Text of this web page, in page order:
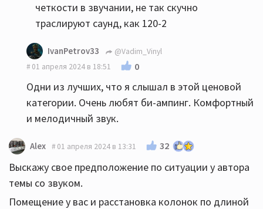
четкости в звучании, не так скучно
траслируют саунд, как 120-2
IvanPetrov33
@Vadim_Vinyl
01 апреля 2024 в 18:51
0
Одни из лучших, что я слышал в этой ценовой
категории. Очень любят би-ампинг. Комфортный
и мелодичный звук.
Alex 01 апреля 2024 в 13:31 32
Выскажу свое предположение по ситуации у автора
темы со звуком.
Помещение у вас и расстановка колонок по длиной